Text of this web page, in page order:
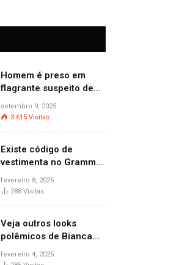
Homem é preso em
flagrante suspeito de
provocar dois incêndios
criminosos no mesmo
setembro 9, 2025
3.615 Visitas
Existe código de
vestimenta no Grammy?
Questionamento surgiu
após Bianca Censori,
premiação
fevereiro 8, 2025
288 Visitas
Veja outros looks
polêmicos de Bianca
Censori, esposa de
Kanye West que
fevereiro 4, 2025